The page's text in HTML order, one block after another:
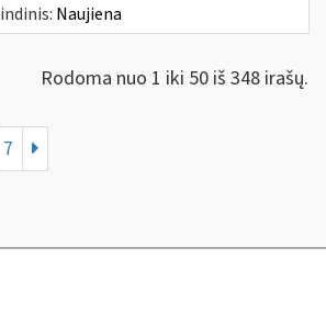
Naujiena
Rodoma nuo 1 iki 50 iš 348 irašų.
7